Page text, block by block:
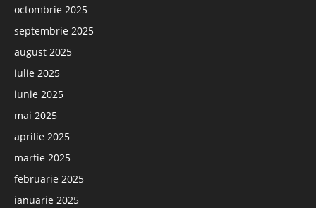
octombrie 2025
septembrie 2025
august 2025
iulie 2025
iunie 2025
mai 2025
aprilie 2025
martie 2025
februarie 2025
ianuarie 2025